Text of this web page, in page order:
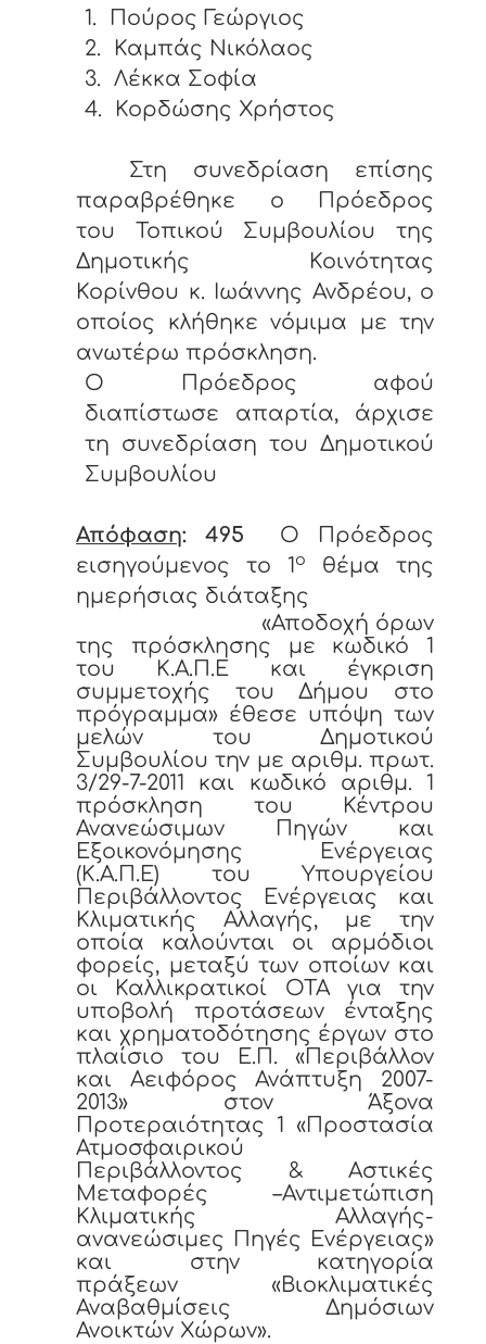
1.
Πούρος Γεώργιος
2.
Καμπάς Νικόλαος
3.
Λέκκα Σοφία
4.
Κορδώσης Χρήστος
Στη συνεδρίαση επίσης
παραβρέθηκε ο Πρόεδρος
του Τοπικού Συμβουλίου της
Δημοτικής Κοινότητας
Κορίνθου κ. Ιωάννης Ανδρέου, ο
οποίος κλήθηκε νόμιμα με την
ανωτέρω πρόσκληση.
Ο Πρόεδρος αφού
διαπίστωσε απαρτία, άρχισε
τη συνεδρίαση του Δημοτικού
Συμβουλίου
Απόφαση: 495 Ο Πρόεδρος
εισηγούμενος το 1 ο
θέμα της
ημερήσιας διάταξης
«Αποδοχή όρων
της πρόσκλησης με κωδικό 1
του Κ.Α.Π.Ε και έγκριση
συμμετοχής του Δήμου στο
πρόγραμμα» έθεσε υπόψη των
μελών του Δημοτικού
Συμβουλίου την με αριθμ. πρωτ.
3/29-7-2011 και κωδικό αριθμ. 1
πρόσκληση του Κέντρου
Ανανεώσιμων Πηγών και
Εξοικονόμησης Ενέργειας
(Κ.Α.Π.Ε) του Υπουργείου
Περιβάλλοντος Ενέργειας και
Κλιματικής Αλλαγής, με την
οποία καλούνται οι αρμόδιοι
φορείς, μεταξύ των οποίων και
οι Καλλικρατικοί ΟΤΑ για την
υποβολή προτάσεων ένταξης
και χρηματοδότησης έργων στο
πλαίσιο του Ε.Π. «Περιβάλλον
και Αειφόρος Ανάπτυξη 2007-
2013» στον Άξονα
Προτεραιότητας 1 «Προστασία
Ατμοσφαιρικού
Περιβάλλοντος & Αστικές
Μεταφορές –Αντιμετώπιση
Κλιματικής Αλλαγής-
ανανεώσιμες Πηγές Ενέργειας»
και στην κατηγορία
πράξεων «Βιοκλιματικές
Αναβαθμίσεις Δημόσιων
Ανοικτών Χώρων».